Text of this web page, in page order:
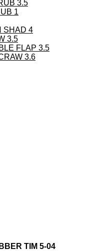
3.5
1
SHAD 4
3.5
FLAP 3.5
3.6
TIM 5-04